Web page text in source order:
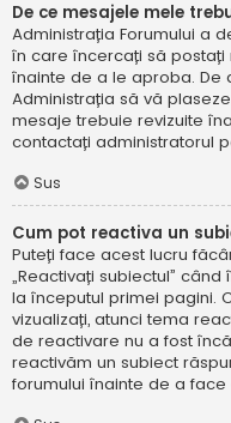
De ce mesajele mele
Administrația Forumului a
în care încercați să postați
înainte de a le aproba. De
Administrația să vă
mesaje trebuie revizuite
contactați administratorul
Sus
Cum pot reactiva un
Puteți face acest lucru
„Reactivați subiectul” când
la începutul primei pagini.
vizualizați, atunci tema
de reactivare nu a fost
reactivăm un subiect
forumului înainte de a face